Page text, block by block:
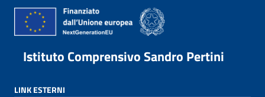
Istituto Comprensivo Sandro Pertini
LINK ESTERNI